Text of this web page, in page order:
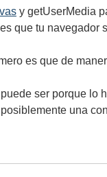
y getUserMedia
que tu navegador
es que de
ser porque
una